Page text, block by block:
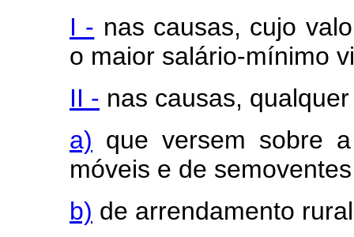
I - nas causas, cujo
o maior salário-mínimo
II - nas causas,
a) que versem sobre
móveis e de
b) de arrendamento